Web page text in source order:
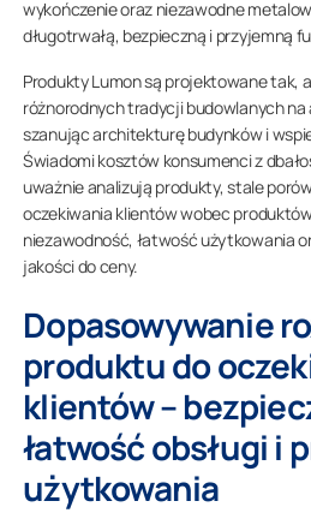
wykończenie oraz niezawodne
długotrwałą, bezpieczną i przyjemną
Produkty Lumon są projektowane tak,
różnorodnych tradycji budowlanych
szanując architekturę budynków i
Świadomi kosztów konsumenci z
uważnie analizują produkty, stale
oczekiwania klientów wobec
niezawodność, łatwość użytkowania
jakości do ceny.
Dopasowywanie
produktu do
klientów –
łatwość obsługi i
użytkowania